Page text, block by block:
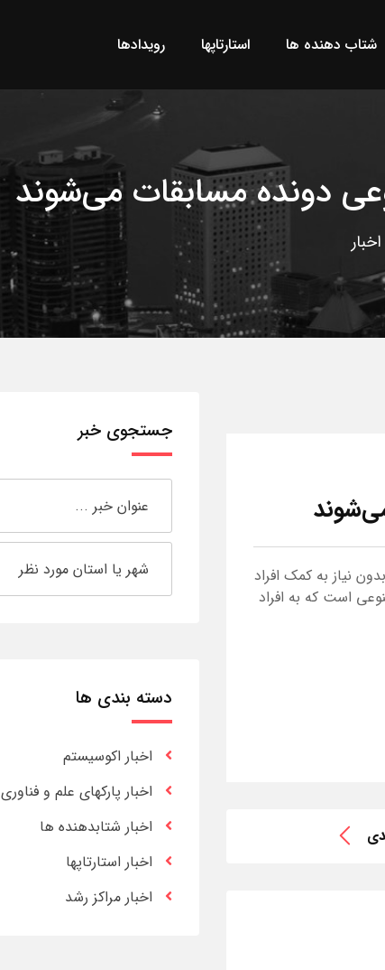
شتاب دهنده ها استارتاپها رویدادها
دونده مسابقات می‌شوند
اخبار
نیاز به کمک افراد
است که به افراد
جستجوی خبر
دسته بندی ها
اخبار اکوسیستم
اخبار پارکهای علم و فناوری
اخبار شتابدهنده ها
اخبار استارتاپها
اخبار مراکز رشد